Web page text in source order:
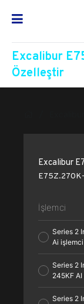
Excalibur
Özelleştir
Excalibur
İşlemci
Series 2
Ai işlemci
Series 2
245KF
Series 2